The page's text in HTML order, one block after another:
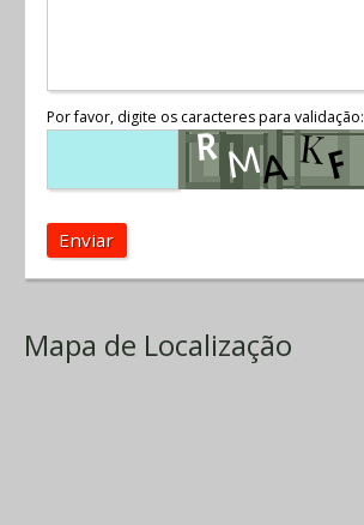
Por favor, digite os caracteres para validação:
Enviar
Mapa de Localização